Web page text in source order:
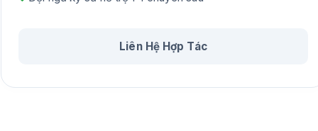
Liên Hệ Hợp Tác